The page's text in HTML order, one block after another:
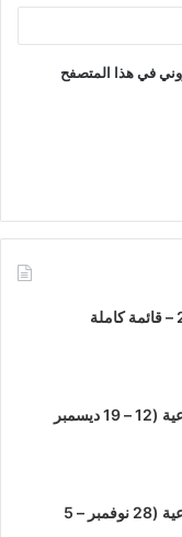
في هذا المتصفح
نشرة أخبار الأنمي الأسبوعية (12 – 19 ديسمبر
نشرة أخبار الأنمي الأسبوعية (28 نوفمبر – 5